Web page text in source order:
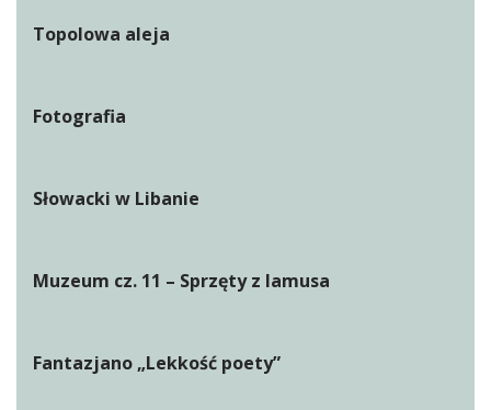
Topolowa aleja
Fotografia
Słowacki w Libanie
Muzeum cz. 11 – Sprzęty z lamusa
Fantazjano „Lekkość poety”